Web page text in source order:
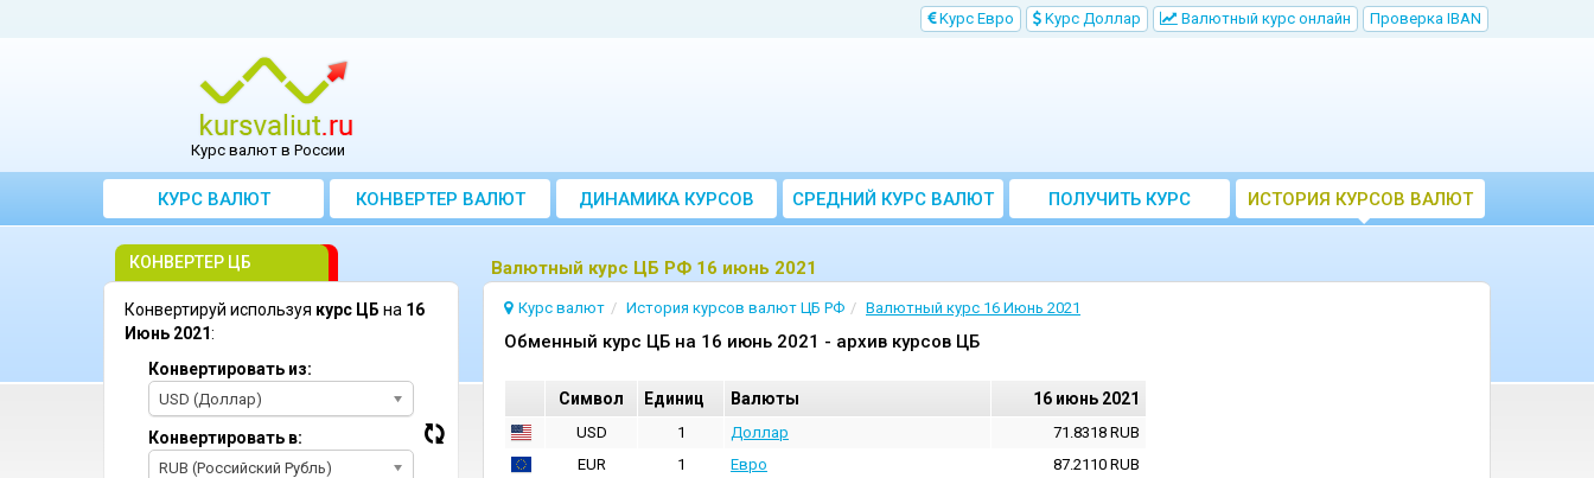
Kурс Евро Kурс Доллар Bалютный курс онлайн Проверка IBAN
Курс валют в России
КУРС ВАЛЮТ КОНВЕРТЕР ВАЛЮТ ДИНАМИКА КУРСОВ
CРЕДНИЙ КУРС ВАЛЮТ
ЗА МЕСЯЦ
ПОЛУЧИТЬ КУРС
ВАЛЮТ ЦБ
ИСТОРИЯ КУРСОВ ВАЛЮТ
ЦБ РФ
Bалютный курс ЦБ РФ 16 июнь 2021
Курс валют История курсов валют ЦБ РФ Валютный курс 16 Июнь 2021
Oбменный курс ЦБ на 16 июнь 2021 - архив курсов ЦБ
Cимвол Единиц Валюты 16 июнь 2021
USD 1 Доллар 71.8318 RUB
EUR
1 Евро 87.2110 RUB
КОНВЕРТЕР ЦБ
Конвертируй используя курс ЦБ на 16
Июнь 2021:
Конвертировать из:
USD (Доллар)
Конвертировать в:
RUB (Российский Рубль)